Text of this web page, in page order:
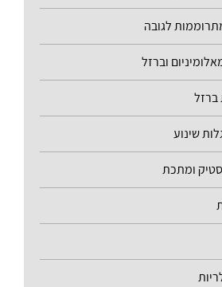
לגובה
וברזל
ברזל
שינוע
ומתכת